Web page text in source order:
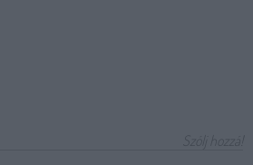
Szólj hozzá!